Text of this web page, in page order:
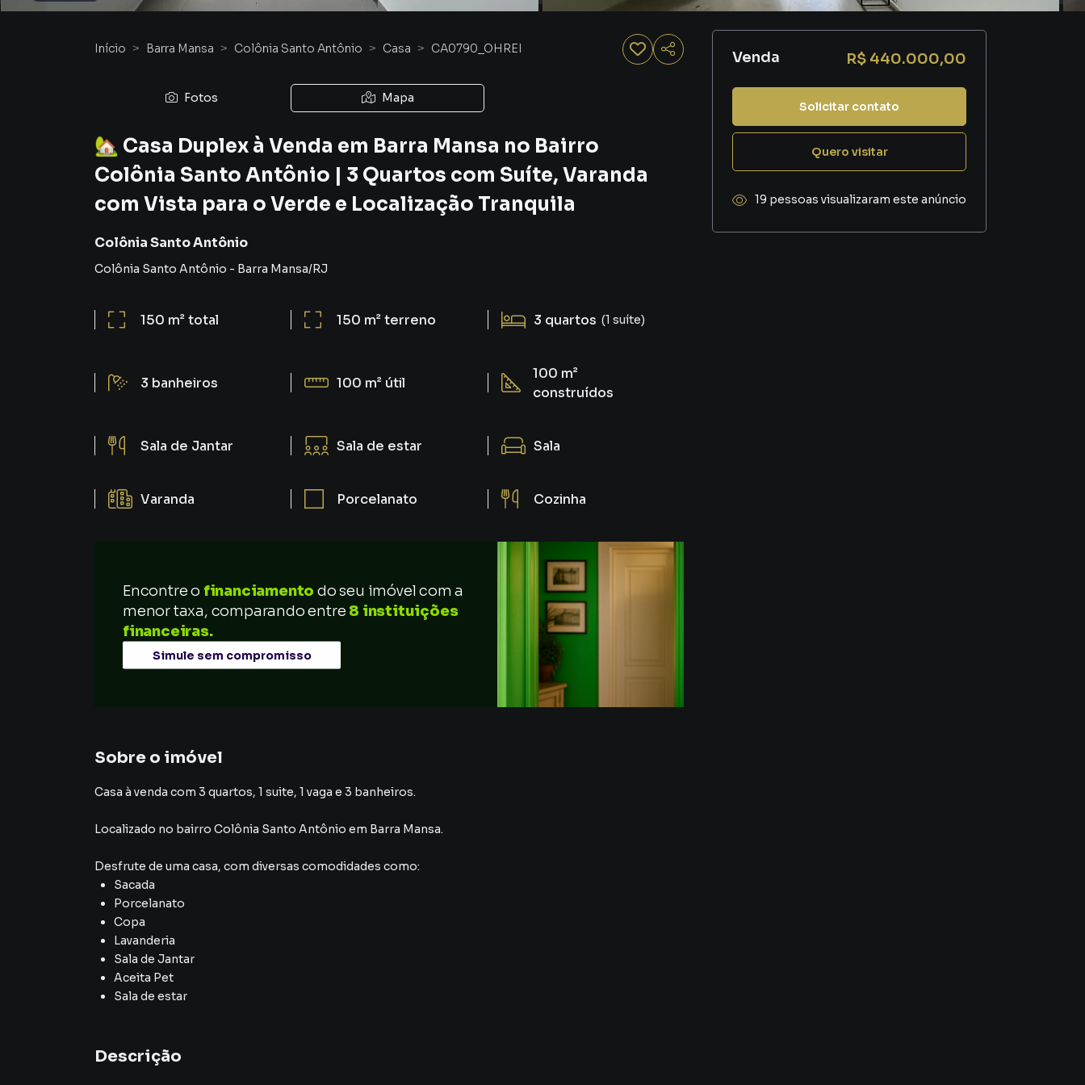
Início Barra Mansa Colônia Santo Antônio Casa CA0790_OHREI
Fotos Mapa
🏡 Casa Duplex à Venda em Barra Mansa no Bairro
Colônia Santo Antônio | 3 Quartos com Suíte, Varanda
com Vista para o Verde e Localização Tranquila
Colônia Santo Antônio
Colônia Santo Antônio - Barra Mansa/RJ
150 m²total 150 m² terreno 3 quartos (1 suíte)
3 banheiros 100 m² útil
100 m²
construídos
Sala de Jantar Sala de estar Sala
Varanda Porcelanato Cozinha
Encontre o financiamento do seu imóvel com a
menor taxa, comparando entre 8 instituições
financeiras.
Simule sem compromisso
Sobre o imóvel
Casa à venda com 3 quartos, 1 suite, 1 vaga e 3 banheiros.
Localizado no bairro Colônia Santo Antônio em Barra Mansa.
Desfrute de uma casa, com diversas comodidades como:
Sacada
Porcelanato
Copa
Lavanderia
Sala de Jantar
Aceita Pet
Sala de estar
Descrição
Venda R$ 440.000,00
Solicitar contato
Quero visitar
19 pessoas visualizaram este anúncio